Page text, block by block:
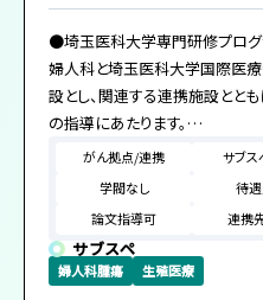
系診療科、放射線科、病理科な
センターのキャッチフレーズで
childrenこどもたちの未来は私
目指していることを実感できます
研修1年目にまず小児内科系診
児の基本を研修します。その後
修と地域医療の実践を目的に、
当医として研修します。3年目に
ンし、チーフレジデントとして後
●埼玉医科大学専門研修プログ
婦人科と埼玉医科大学国際医
設とし、関連する連携施設とと
の指導にあたります。
埼玉医科大学病院産科婦人科
をのぞくすべての産婦人科領
埼玉医科大学国際医療センタ
ター内にあり、他科との密接な
修が可能で、婦人科腫瘍専門医
がん拠点/連携 サブ
学閥なし
待
論文指導可
連携
サブスペ
婦人科腫瘍 生殖医療